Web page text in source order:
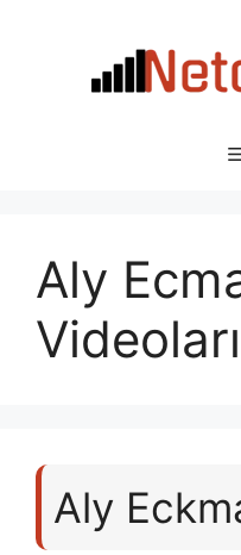
Aly
Videoları
Aly